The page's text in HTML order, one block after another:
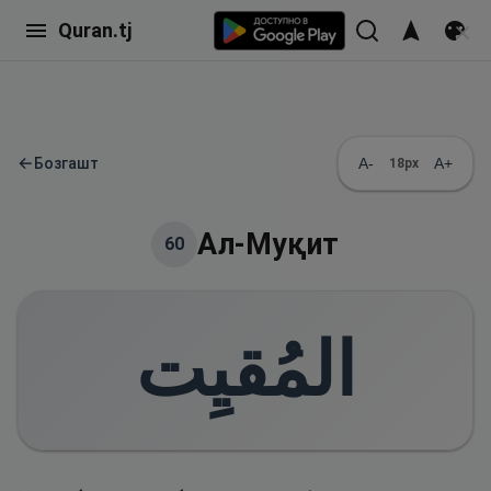
Quran.tj
←Бозгашт A- 18px A+
60 Ал-Муқит
المُقيِت